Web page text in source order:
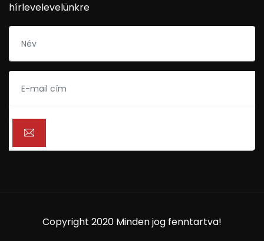
hírlevelevelünkre
Copyright 2020 Minden jog fenntartva!